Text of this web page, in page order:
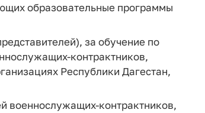
образовательные программы
за обучение по
контрактников,
Республики Дагестан,
военнослужащих-контрактников,